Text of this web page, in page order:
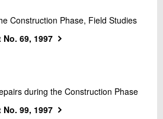
Construction Phase, Field Studies
69, 1997
during the Construction Phase
99, 1997